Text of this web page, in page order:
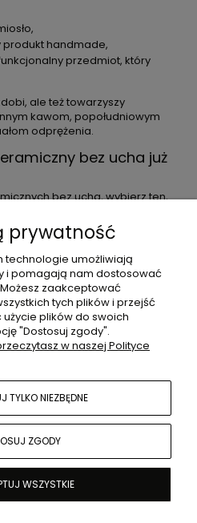
produkt handmade,
przedmiot, który
ale też towarzyszy
kawom, popołudniowym
odprężenia.
bez ucha już
bez ucha, wybierz ten,
i wprowadź sztukę do swojej
DLA KLIENTA
INFORMACJE
LINKI
|502 114 304
527194708
prywatność
technologie umożliwiają
i pomagają nam dostosować
zaakceptować
tych plików i przejść
plików do swoich
"Dostosuj zgody".
w naszej Polityce
TYLKO NIEZBĘDNE
ZGODY
WSZYSTKIE